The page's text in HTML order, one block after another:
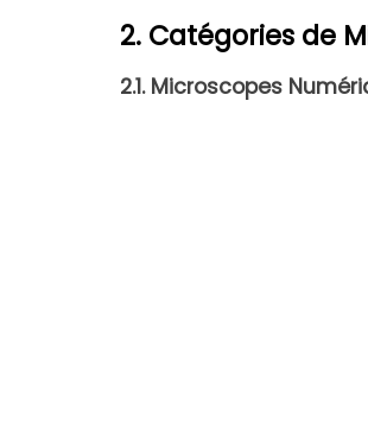
2. Catégories de
2.1. Microscopes